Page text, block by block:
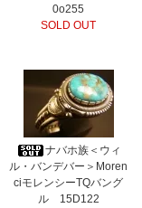
0o255
SOLD OUT
ナバホ族＜ウィ
ル・バンデバー＞Moren
ciモレンシーTQバング
ル 15D122